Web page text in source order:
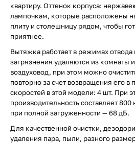
квартиру. Оттенок корпуса:
лампочкам, которые расположены
плиту и столешницу рядом, чтобы
приятнее.
Вытяжка работает в режимах
загрязнения удаляются из комнаты
воздуховод, при этом можно
повторно за счет возвращения его
скоростей в этой модели: 4 шт. При
производительность составляет
при полной загруженности — 68 дБ.
Для качественной очистки,
удаления пара, пыли, разного